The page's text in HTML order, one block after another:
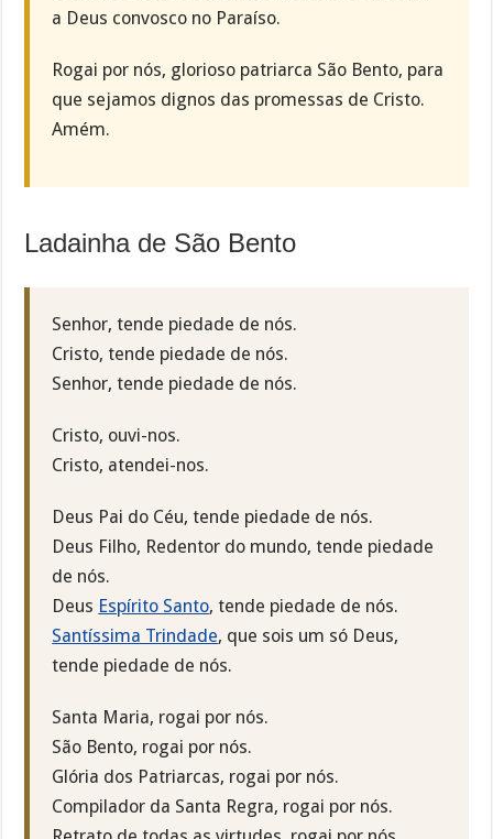
a Deus convosco no Paraíso.
Rogai por nós, glorioso patriarca São Bento, para
que sejamos dignos das promessas de Cristo.
Amém.
Ladainha de São Bento
Senhor, tende piedade de nós.
Cristo, tende piedade de nós.
Senhor, tende piedade de nós.
Cristo, ouvi-nos.
Cristo, atendei-nos.
Deus Pai do Céu, tende piedade de nós.
Deus Filho, Redentor do mundo, tende piedade
de nós.
Deus Espírito Santo, tende piedade de nós.
Santíssima Trindade, que sois um só Deus,
tende piedade de nós.
Santa Maria, rogai por nós.
São Bento, rogai por nós.
Glória dos Patriarcas, rogai por nós.
Compilador da Santa Regra, rogai por nós.